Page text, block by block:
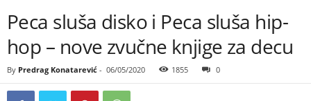
Peca sluša disko i Peca sluša hip-
hop – nove zvučne knjige za decu
By Predrag Konatarević - 06/05/2020 1855 0